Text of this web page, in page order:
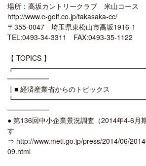
場所：高坂カントリークラブ 米山コース
http://www.e-golf.co.jp/takasaka-cc/
〒355-0047 埼玉県東松山市高坂1916-1
TEL:0493-34-3311 FAX:0493-35-1122
【 TOPICS 】
━━━━━━
┃■ 経済産業省からのトピックス
━━━━━━
● 第136回中小企業景況調査（2014年4-6月
す
⇒ http://www.meti.go.jp/press/2014/06/
09.html